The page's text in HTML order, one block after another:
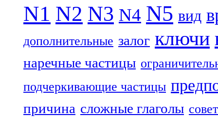
N1 N2 N3 N4 N5 вид
дополнительные залог ключи
наречные частицы
подчеркивающие частицы
причина сложные глаголы совет